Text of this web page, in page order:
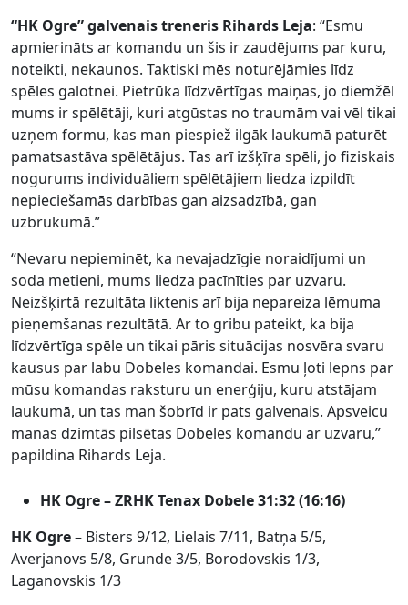
“HK Ogre” galvenais treneris Rihards Leja: “Esmu
apmierināts ar komandu un šis ir zaudējums par kuru,
noteikti, nekaunos. Taktiski mēs noturējāmies līdz
spēles galotnei. Pietrūka līdzvērtīgas maiņas, jo diemžēl
mums ir spēlētāji, kuri atgūstas no traumām vai vēl tikai
uzņem formu, kas man piespiež ilgāk laukumā paturēt
pamatsastāva spēlētājus. Tas arī izšķīra spēli, jo fiziskais
nogurums individuāliem spēlētājiem liedza izpildīt
nepieciešamās darbības gan aizsadzībā, gan
uzbrukumā.”
“Nevaru nepieminēt, ka nevajadzīgie noraidījumi un
soda metieni, mums liedza pacīnīties par uzvaru.
Neizšķirtā rezultāta liktenis arī bija nepareiza lēmuma
pieņemšanas rezultātā. Ar to gribu pateikt, ka bija
līdzvērtīga spēle un tikai pāris situācijas nosvēra svaru
kausus par labu Dobeles komandai. Esmu ļoti lepns par
mūsu komandas raksturu un enerģiju, kuru atstājam
laukumā, un tas man šobrīd ir pats galvenais. Apsveicu
manas dzimtās pilsētas Dobeles komandu ar uzvaru,”
papildina Rihards Leja.
HK Ogre – ZRHK Tenax Dobele 31:32 (16:16)
HK Ogre– Bisters 9/12, Lielais 7/11, Batņa 5/5,
Averjanovs 5/8, Grunde 3/5, Borodovskis 1/3,
Laganovskis 1/3